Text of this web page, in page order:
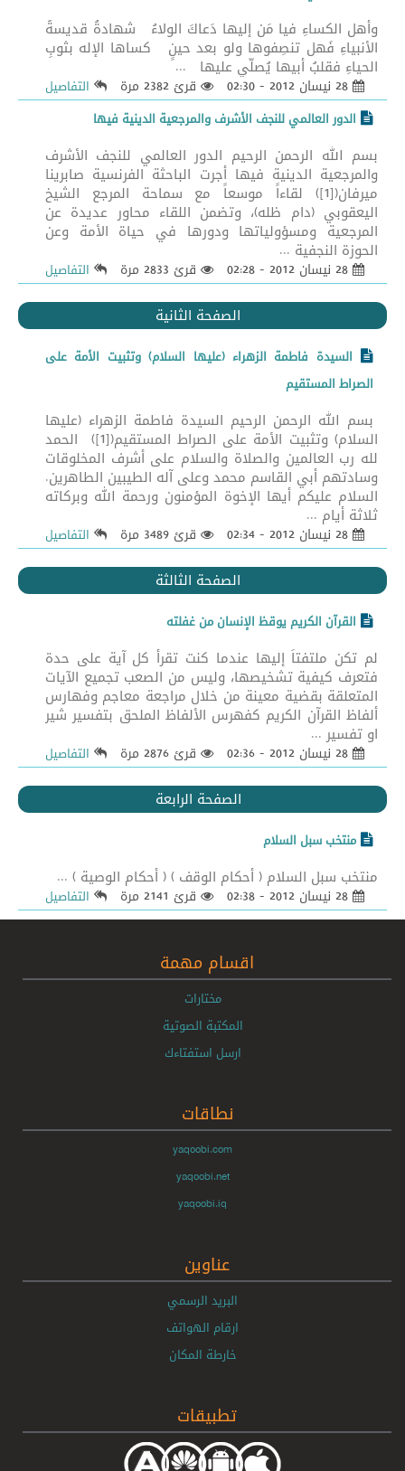
وأهل الكساءِ فيا مَن إليها دَعاكَ الولاءُ شهادةُ قديسةُ
الأنبياءِ فَهل تنصِفوها ولو بعد حينٍ كساها الإله بثوبِ
الحياءِ فقلبُ أبيها يُصلّي عليها ...
قرئ 2382 مرة
التفاصيل
الدور العالمي للنجف الأشرف والمرجعية الدينية فيها
بسم الله الرحمن الرحيم الدور العالمي للنجف الأشرف
والمرجعية الدينية فيها أجرت الباحثة الفرنسية صابرينا
ميرفان([1]) لقاءاً موسعاً مع سماحة المرجع الشيخ
اليعقوبي (دام ظله)، وتضمن اللقاء محاور عديدة عن
المرجعية ومسؤولياتها ودورها في حياة الأمة وعن
الحوزة النجفية ...
قرئ 2833 مرة التفاصيل
الصفحة الثانية
السيدة فاطمة الزهراء (عليها السلام) وتثبيت الأمة على
الصراط المستقيم
بسم الله الرحمن الرحيم السيدة فاطمة الزهراء (عليها
السلام) وتثبيت الأمة على الصراط المستقيم([1]) الحمد
لله رب العالمين والصلاة والسلام على أشرف المخلوقات
وسادتهم أبي القاسم محمد وعلى آله الطيبين الطاهرين.
السلام عليكم أيها الإخوة المؤمنون ورحمة الله وبركاته
ثلاثة أيام ...
قرئ 3489 مرة التفاصيل
الصفحة الثالثة
القرآن الكريم يوقظ الإنسان من غفلته
لم تكن ملتفتاً إليها عندما كنت تقرأ كل آية على حدة
فتعرف كيفية تشخيصها، وليس من الصعب تجميع الآيات
المتعلقة بقضية معينة من خلال مراجعة معاجم وفهارس
ألفاظ القرآن الكريم كفهرس الألفاظ الملحق بتفسير شير
او تفسير ...
قرئ 2876 مرة التفاصيل
الصفحة الرابعة
منتخب سبل السلام
منتخب سبل السلام ( أحكام الوقف ) ( أحكام الوصية ) ...
قرئ 2141 مرة التفاصيل
اقسام مهمة
مختارات
المكتبة الصوتية
ارسل استفتاءك
نطاقات
yaqoobi.com
yaqoobi.net
yaqoobi.iq
عناوين
البريد الرسمي
ارقام الهواتف
خارطة المكان
تطبيقات